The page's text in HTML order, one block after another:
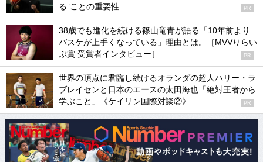
る”ことの重要性
PR
38歳でも進化を続ける篠山竜青が語る「10年前より
バスケが上手くなっている」理由とは。［MVVりらい
ぶ賞 受賞者インタビュー］
PR
世界の頂点に君臨し続けるオランダの超人ハリー・ラ
ブレイセンと日本のエースの太田海也「絶対王者から
学ぶこと」《ケイリン国際対談②》
PR